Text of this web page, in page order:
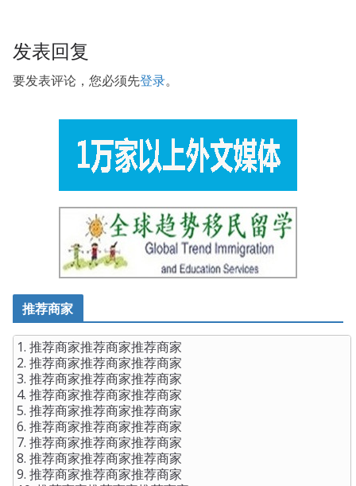
发表回复
要发表评论，您必须先登录。
推荐商家